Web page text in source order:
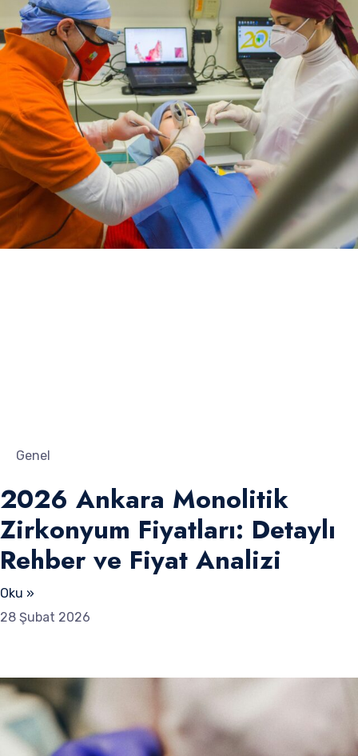
Genel
2026 Ankara Monolitik
Zirkonyum Fiyatları: Detaylı
Rehber ve Fiyat Analizi
Oku »
28 Şubat 2026